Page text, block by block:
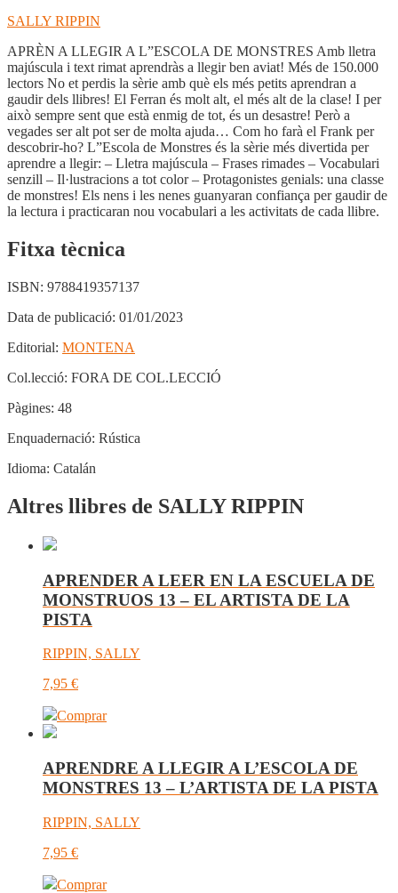
SALLY RIPPIN
APRÈN A LLEGIR A L”ESCOLA DE MONSTRES Amb lletra
majúscula i text rimat aprendràs a llegir ben aviat! Més de 150.000
lectors No et perdis la sèrie amb què els més petits aprendran a
gaudir dels llibres! El Ferran és molt alt, el més alt de la clase! I per
això sempre sent que està enmig de tot, és un desastre! Però a
vegades ser alt pot ser de molta ajuda… Com ho farà el Frank per
descobrir-ho? L”Escola de Monstres és la sèrie més divertida per
aprendre a llegir: – Lletra majúscula – Frases rimades – Vocabulari
senzill – Il·lustracions a tot color – Protagonistes genials: una classe
de monstres! Els nens i les nenes guanyaran confiança per gaudir de
la lectura i practicaran nou vocabulari a les activitats de cada llibre.
Fitxa tècnica
ISBN: 9788419357137
Data de publicació: 01/01/2023
Editorial: MONTENA
Col.lecció: FORA DE COL.LECCIÓ
Pàgines: 48
Enquadernació: Rústica
Idioma: Catalán
Altres llibres de SALLY RIPPIN
APRENDER A LEER EN LA ESCUELA DE
MONSTRUOS 13 – EL ARTISTA DE LA
PISTA
RIPPIN, SALLY
7,95 €
Comprar
APRENDRE A LLEGIR A L’ESCOLA DE
MONSTRES 13 – L’ARTISTA DE LA PISTA
RIPPIN, SALLY
7,95 €
Comprar